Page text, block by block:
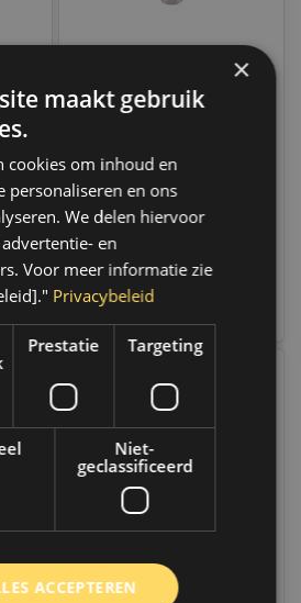
4",
Sonic Dop zeskant 1/4",
Op voorraad
binnen 1 a 2 werkdagen.
Boven de 50,- gratis
€4,95
Sonic Dop zeskant 1/4",
7 mm | lang | 2155007
×
maakt gebruik
cookies om inhoud en
personaliseren en ons
We delen hiervoor
en
Voor meer informatie zie
Privacybeleid
Prestatie Targeting
Niet-
geclassificeerd
ACCEPTEREN